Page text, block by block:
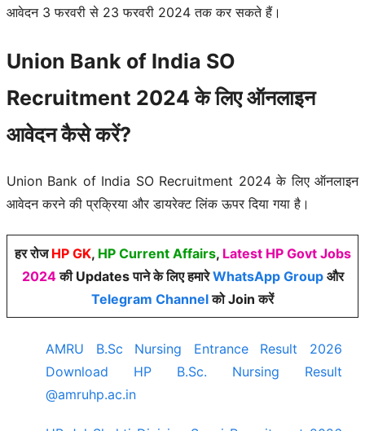
आवेदन 3 फरवरी से 23 फरवरी 2024 तक कर सकते हैं।
Union Bank of India SO
Recruitment 2024 के लिए ऑनलाइन
आवेदन कैसे करें?
Union Bank of India SO Recruitment 2024 के लिए ऑनलाइन
आवेदन करने की प्रक्रिया और डायरेक्ट लिंक ऊपर दिया गया है।
हर रोज HP GK, HP Current Affairs, Latest HP Govt Jobs
2024की Updates पाने के लिए हमारेWhatsApp Groupऔर
Telegram Channelको Join करें
AMRU B.Sc Nursing Entrance Result 2026
Download HP B.Sc. Nursing Result
@amruhp.ac.in